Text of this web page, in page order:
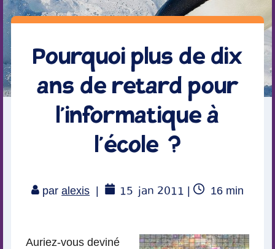
Pourquoi plus de dix
ans de retard pour
l’informatique à
l’école ?
paralexis 15 jan 2011
Temps
16min
Auriez-vous deviné